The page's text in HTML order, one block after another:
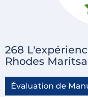
268
Rhodes
Évaluation de